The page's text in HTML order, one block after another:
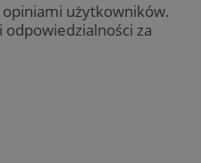
użytkowników.
za